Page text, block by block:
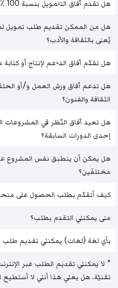
هل تقدم آفاق التَّمويل بنسبة 100 ٪ للمشاريع؟
هل من الممكن تقديم طلب تمويل
يُعنى بالثقافة والأدب؟
هل تقدّم آفاق الدَّعم لإنتاج أو كتابة
هل تدعم آفاق ورش العمل و/أو
الثقافة والفنون؟
هل تعيد آفاق النّظر في المشروعات
إحدى الدورات السابقة؟
هل يمكن أن ينطبق نفس المشروع
مختلفَين؟
كيف أتقدّم بطلب الحصول على
متى يمكنني التقدم بطلب؟
بأي لغة (لغات) يمكنني تقديم طلب
* لا يمكنني تقديم الطلب عبر
تقنيّة. هل يعني هذا أنني لا